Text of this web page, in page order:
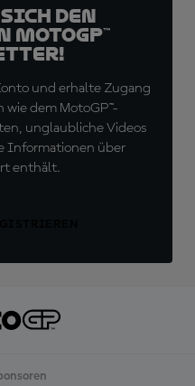
den
und erhalte Zugang
dem MotoGP™-
unglaubliche Videos
Informationen über
enthält.